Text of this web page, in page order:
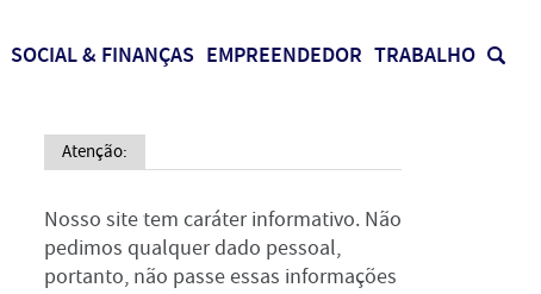
SOCIAL & FINANÇAS EMPREENDEDOR TRABALHO
Atenção:
Nosso site tem caráter informativo. Não
pedimos qualquer dado pessoal,
portanto, não passe essas informações